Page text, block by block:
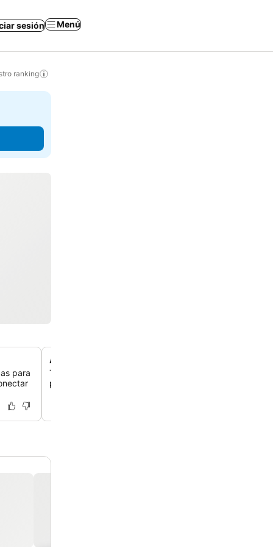
sesión Menú
ranking
para
Acceso a una cocina compartida
Tienes a tu disposición una cocina compartida, lo que
preparar tus propias comidas y guardar tus bebidas.